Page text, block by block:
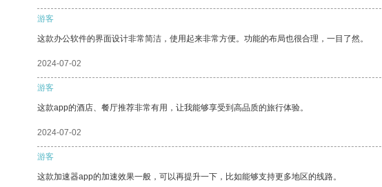
游客
这款办公软件的界面设计非常简洁，使用起来非常方便。功能的布局也很合理，一目了然。
2024-07-02
游客
这款app的酒店、餐厅推荐非常有用，让我能够享受到高品质的旅行体验。
2024-07-02
游客
这款加速器app的加速效果一般，可以再提升一下，比如能够支持更多地区的线路。